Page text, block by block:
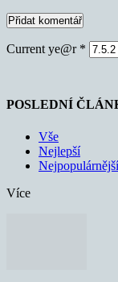
Current ye@r *
POSLEDNÍ
Vše
Nejlepší
Nejpopulárnější
Více